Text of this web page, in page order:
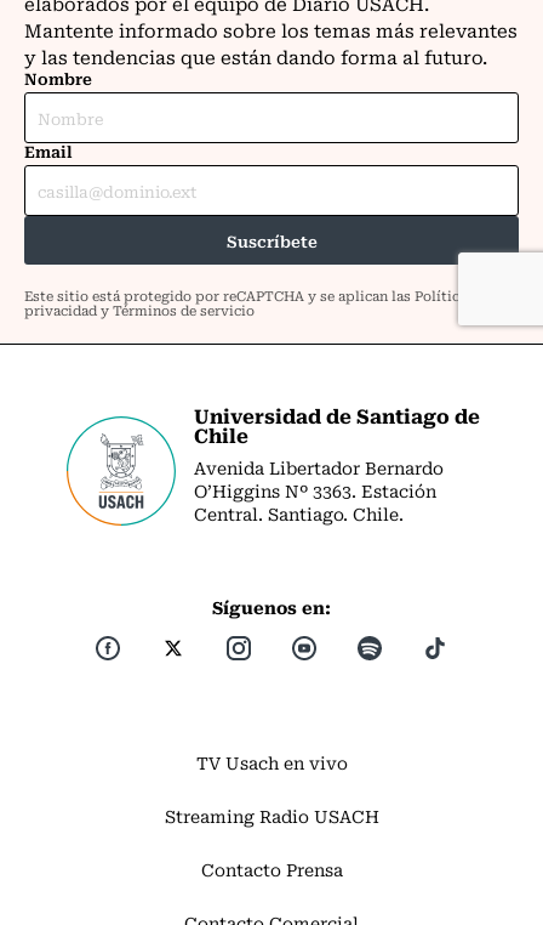
Universidad de Santiago de
Chile
Avenida Libertador Bernardo
O’Higgins Nº 3363. Estación
Central. Santiago. Chile.
Síguenos en:
TV Usach en vivo
Streaming Radio USACH
Contacto Prensa